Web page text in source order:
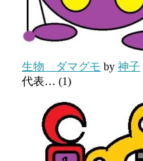
生物 ダマグモ by 神子
代表… (1)